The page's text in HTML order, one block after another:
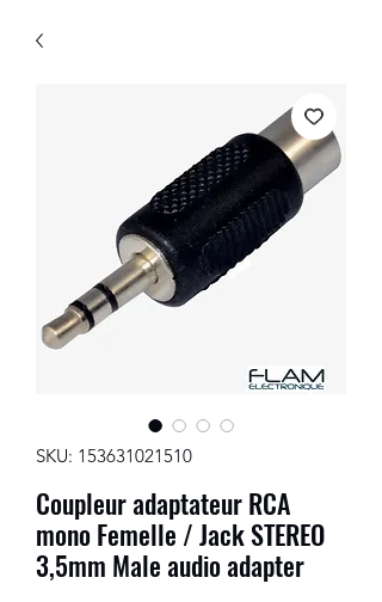
SKU: 153631021510
Coupleur adaptateur RCA
mono Femelle / Jack STEREO
3,5mm Male audio adapter